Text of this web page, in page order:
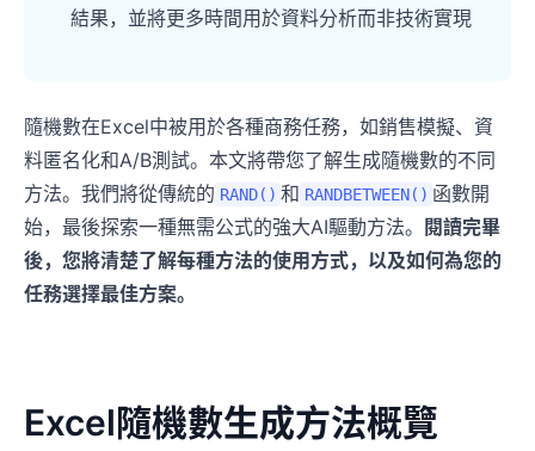
結果，並將更多時間用於資料分析而非技術實現
隨機數在Excel中被用於各種商務任務，如銷售模擬、資
料匿名化和A/B測試。本文將帶您了解生成隨機數的不同
方法。我們將從傳統的 RAND() 和 RANDBETWEEN() 函數開
始，最後探索一種無需公式的強大AI驅動方法。 閱讀完畢
後，您將清楚了解每種方法的使用方式，以及如何為您的
任務選擇最佳方案。
Excel隨機數生成方法概覽